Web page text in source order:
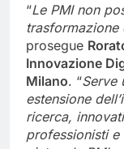
“Le PMI non
trasformazione
prosegue
Innovazione
Milano. “Serve
estensione
ricerca,
professionisti